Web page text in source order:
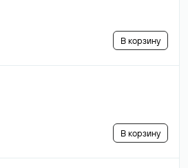
В корзину
В корзину